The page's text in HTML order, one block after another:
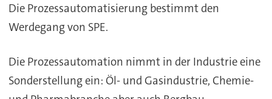
Die Prozessautomatisierung bestimmt den
Werdegang von SPE.
Die Prozessautomation nimmt in der Industrie eine
Sonderstellung ein: Öl- und Gasindustrie, Chemie-